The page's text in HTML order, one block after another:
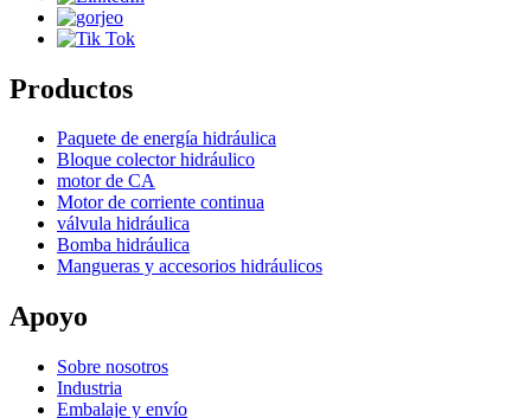
Productos
Paquete de energía hidráulica
Bloque colector hidráulico
motor de CA
Motor de corriente continua
válvula hidráulica
Bomba hidráulica
Mangueras y accesorios hidráulicos
Apoyo
Sobre nosotros
Industria
Embalaje y envío